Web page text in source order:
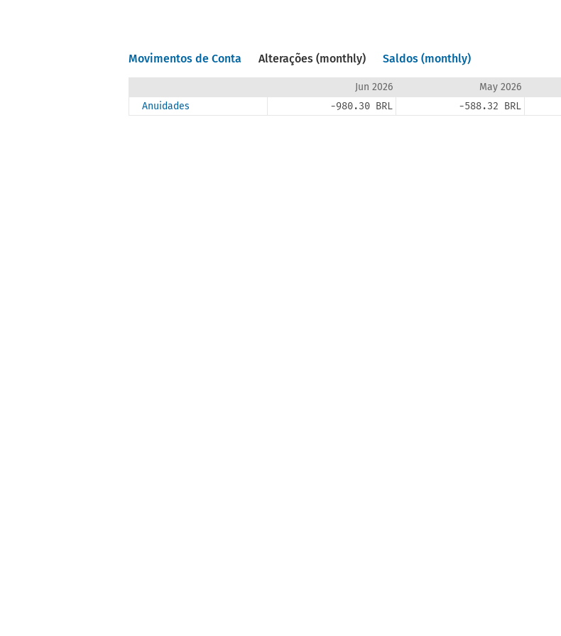
Movimentos de Conta Alterações (monthly) Saldos (monthly)
Jun 2026 May 2026
Anuidades
-980.30 BRL -588.32 BRL